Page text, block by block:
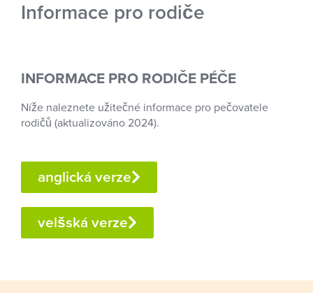
Informace pro rodiče
INFORMACE PRO RODIČE PÉČE
Níže naleznete užitečné informace pro pečovatele
rodičů (aktualizováno 2024).
anglická verze
velšská verze